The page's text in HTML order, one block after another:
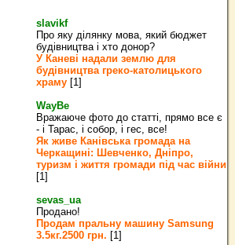
slavikf
Про яку ділянку мова, який бюджет
будівництва і хто донор?
У Каневі надали землю для
будівництва греко‐католицького
храму [1]
WayBe
Вражаюче фото до статті, прямо все є
- і Тарас, і собор, і гес, все!
Як живе Канівська громада на
Черкащині: Шевченко, Дніпро,
туризм і життя громади під час війни
[1]
sevas_ua
Продано!
Продам пральну машину Samsung
3.5кг.2500 грн. [1]